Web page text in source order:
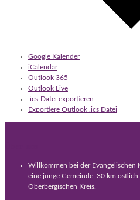
Google Kalender
iCalendar
Outlook 365
Outlook Live
.ics-Datei exportieren
Exportiere Outlook .ics Datei
Willkommen bei der Evangelischen
eine junge Gemeinde, 30 km
Oberbergischen Kreis.